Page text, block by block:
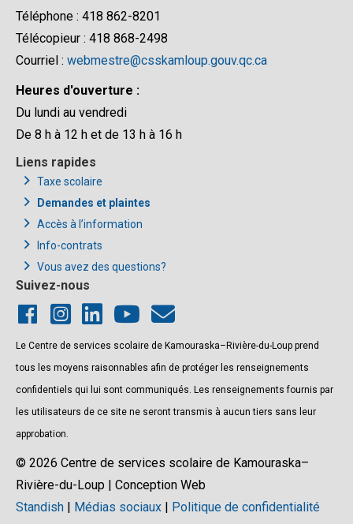
Téléphone : 418 862-8201
Télécopieur : 418 868-2498
Courriel : webmestre@csskamloup.gouv.qc.ca
Heures d'ouverture :
Du lundi au vendredi
De 8 h à 12 h et de 13 h à 16 h
Liens rapides
Taxe scolaire
Demandes et plaintes
Accès à l’information
Info-contrats
Vous avez des questions?
Suivez-nous
Le Centre de services scolaire de Kamouraska–Rivière-du-Loup prend
tous les moyens raisonnables afin de protéger les renseignements
confidentiels qui lui sont communiqués. Les renseignements fournis par
les utilisateurs de ce site ne seront transmis à aucun tiers sans leur
approbation.
© 2026 Centre de services scolaire de Kamouraska–
Rivière-du-Loup | Conception Web
Standish
Médias sociaux Politique de confidentialité